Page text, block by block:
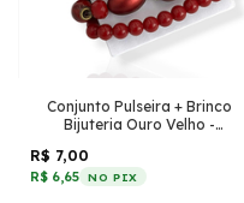
Conjunto Pulseira + Brinco
Bijuteria Ouro Velho -
R$ 7,00
R$ 6,65 NO PIX